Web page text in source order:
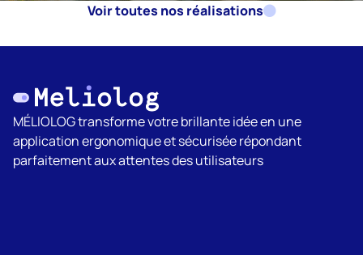
Voir toutes nos réalisations
MÉLIOLOG transforme votre brillante idée en une
application ergonomique et sécurisée répondant
parfaitement aux attentes des utilisateurs